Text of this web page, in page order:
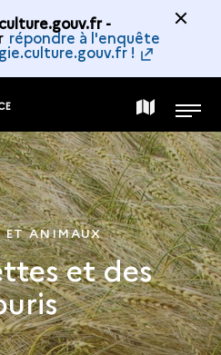
-
répondre à l'enquête
!
CARTE
DE
LA
COLLECTION
MENU
ET ANIMAUX
et des